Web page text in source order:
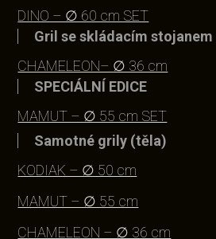
DINO – ∅ 60 cm SET
Gril se skládacím stojanem
CHAMELEON– ∅ 36 cm
SPECIÁLNÍ EDICE
MAMUT – ∅ 55 cm SET
Samotné grily (těla)
KODIAK – ∅ 50 cm
MAMUT – ∅ 55 cm
CHAMELEON – ∅ 36 cm